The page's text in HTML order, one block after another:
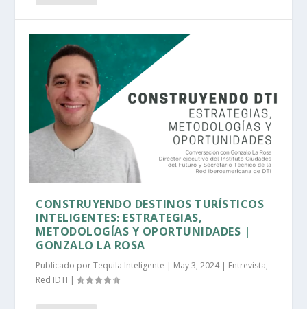
CONSTRUYENDO DESTINOS TURÍSTICOS
INTELIGENTES: ESTRATEGIAS,
METODOLOGÍAS Y OPORTUNIDADES |
GONZALO LA ROSA
Publicado porTequila Inteligente | May 3, 2024| Entrevista,
Red IDTI |